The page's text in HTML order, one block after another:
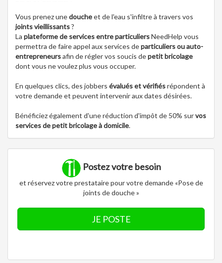
Vous prenez unedoucheet de l'eau s'infiltre à travers vos
joints vieillissants?
La plateforme de services entre particuliersNeedHelp vous
permettra de faire appel aux services departiculiers ou auto-
entrepreneursafin de régler vos soucis depetit bricolage
dont vous ne voulez plus vous occuper.
En quelques clics, des jobbers évalués et vérifiésrépondent à
votre demande et peuvent intervenir aux dates désirées.
Bénéficiez également d'une réduction d'impôt de 50% survos
services de petit bricolage à domicile.
Postez votre besoin
et réservez votre prestataire pour votre demande «Pose de
joints de douche »
JE POSTE